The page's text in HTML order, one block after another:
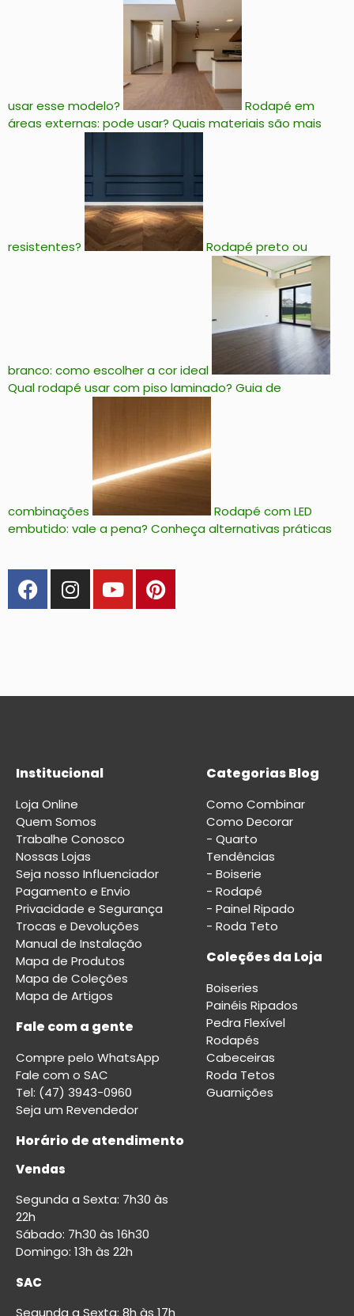
usar esse modelo?
Rodapé em
áreas externas: pode usar? Quais materiais são mais
resistentes? Rodapé preto ou
branco: como escolher a cor ideal
Qual rodapé usar com piso laminado? Guia de
combinações
Rodapé com LED
embutido: vale a pena? Conheça alternativas práticas
Institucional
Loja Online
Quem Somos
Trabalhe Conosco
Nossas Lojas
Seja nosso Influenciador
Pagamento e Envio
Privacidade e Segurança
Trocas e Devoluções
Manual de Instalação
Mapa de Produtos
Mapa de Coleções
Mapa de Artigos
Fale com a gente
Compre pelo WhatsApp
Fale com o SAC
Tel: (47) 3943-0960
Seja um Revendedor
Horário de atendimento
Vendas
Segunda a Sexta: 7h30 às
22h
Sábado: 7h30 às 16h30
Domingo: 13h às 22h
SAC
Categorias Blog
Como Combinar
Como Decorar
- Quarto
Tendências
- Boiserie
- Rodapé
- Painel Ripado
- Roda Teto
Coleções da Loja
Boiseries
Painéis Ripados
Pedra Flexível
Rodapés
Cabeceiras
Roda Tetos
Guarnições